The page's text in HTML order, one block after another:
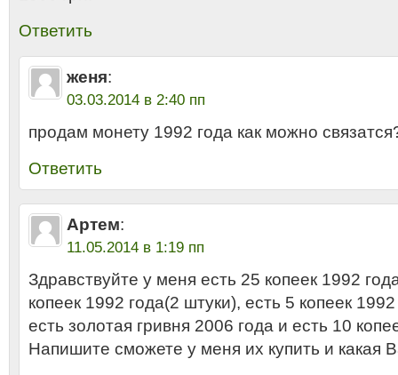
Ответить
женя:
03.03.2014 в 2:40 пп
продам монету 1992 года как можно
Ответить
Артем:
11.05.2014 в 1:19 пп
Здравствуйте у меня есть 25 копеек 1992
копеек 1992 года(2 штуки), есть 5 копеек
есть золотая гривня 2006 года и есть 10
Напишите сможете у меня их купить и какая